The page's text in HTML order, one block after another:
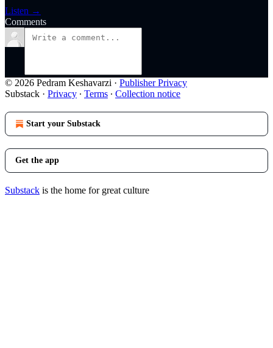
Listen →
Comments
© 2026 Pedram Keshavarzi · Publisher Privacy
Substack · Privacy ∙ Terms ∙ Collection notice
Start your Substack
Get the app
Substack is the home for great culture